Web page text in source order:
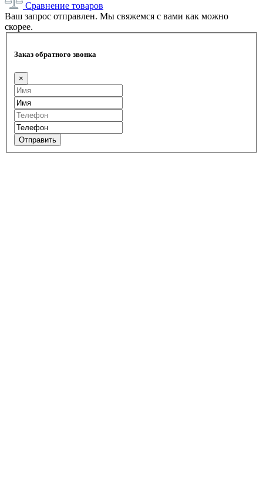
Сравнение товаров
Ваш запрос отправлен. Мы свяжемся с вами как можно
скорее.
Заказ обратного звонка
×
Отправить